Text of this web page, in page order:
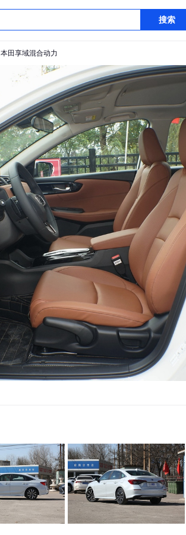
搜索
本田享域混合动力